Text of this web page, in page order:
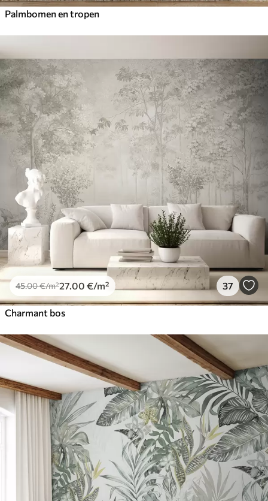
Palmbomen en tropen
45.00€/m²27 .00 €/m² 37
Charmant bos